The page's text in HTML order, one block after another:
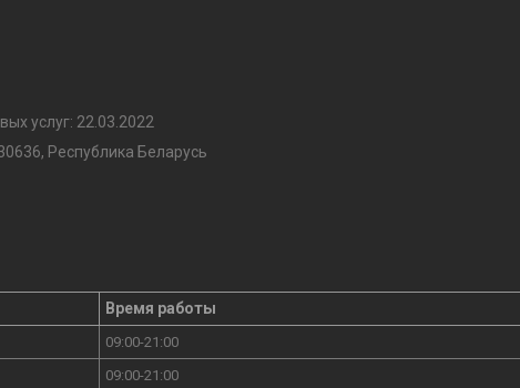
услуг: 22.03.2022
Республика Беларусь
Время работы
09:00-21:00
09:00-21:00